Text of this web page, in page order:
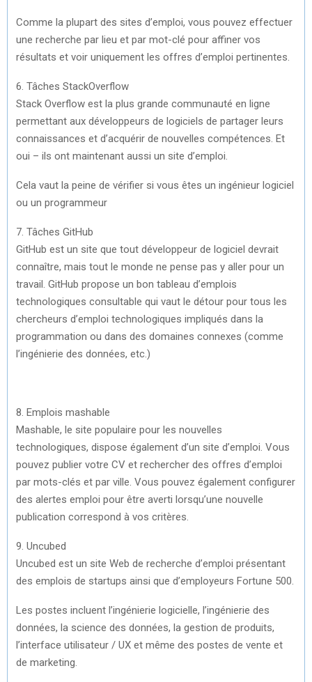
Comme la plupart des sites d’emploi, vous pouvez effectuer
une recherche par lieu et par mot-clé pour affiner vos
résultats et voir uniquement les offres d’emploi pertinentes.
6. Tâches StackOverflow
Stack Overflow est la plus grande communauté en ligne
permettant aux développeurs de logiciels de partager leurs
connaissances et d’acquérir de nouvelles compétences. Et
oui – ils ont maintenant aussi un site d’emploi.
Cela vaut la peine de vérifier si vous êtes un ingénieur logiciel
ou un programmeur
7. Tâches GitHub
GitHub est un site que tout développeur de logiciel devrait
connaître, mais tout le monde ne pense pas y aller pour un
travail. GitHub propose un bon tableau d’emplois
technologiques consultable qui vaut le détour pour tous les
chercheurs d’emploi technologiques impliqués dans la
programmation ou dans des domaines connexes (comme
l’ingénierie des données, etc.)
8. Emplois mashable
Mashable, le site populaire pour les nouvelles
technologiques, dispose également d’un site d’emploi. Vous
pouvez publier votre CV et rechercher des offres d’emploi
par mots-clés et par ville. Vous pouvez également configurer
des alertes emploi pour être averti lorsqu’une nouvelle
publication correspond à vos critères.
9. Uncubed
Uncubed est un site Web de recherche d’emploi présentant
des emplois de startups ainsi que d’employeurs Fortune 500.
Les postes incluent l’ingénierie logicielle, l’ingénierie des
données, la science des données, la gestion de produits,
l’interface utilisateur / UX et même des postes de vente et
de marketing.